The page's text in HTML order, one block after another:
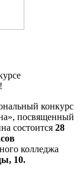
конкурс
посвященный
состоится 28
колледжа
10.